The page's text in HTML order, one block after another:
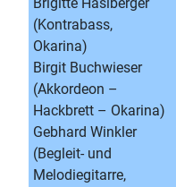
(Kontrabass,
Okarina)
Birgit Buchwieser
(Akkordeon –
Hackbrett – Okarina)
Gebhard Winkler
(Begleit- und
Melodiegitarre,